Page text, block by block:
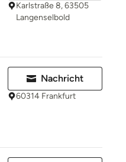
Karlstraße 8, 63505
Langenselbold
Nachricht
60314 Frankfurt